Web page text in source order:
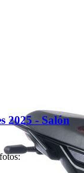
2025 - Salón
: